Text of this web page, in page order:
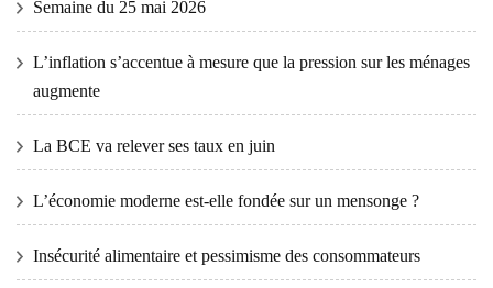
Semaine du 25 mai 2026
L’inflation s’accentue à mesure que la pression sur les ménages
augmente
La BCE va relever ses taux en juin
L’économie moderne est-elle fondée sur un mensonge ?
Insécurité alimentaire et pessimisme des consommateurs